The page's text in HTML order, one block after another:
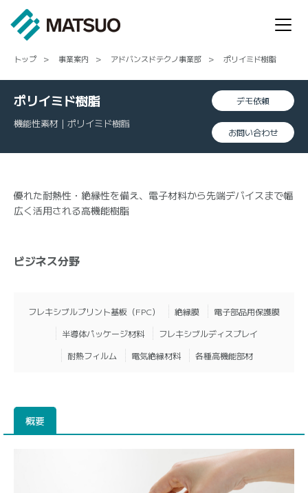
トップ 事業案内 アドバンスドテクノ事業部 ポリイミド樹脂
ポリイミド樹脂
機能性素材 | ポリイミド樹脂
デモ依頼
お問い合わせ
優れた耐熱性・絶縁性を備え、電子材料から先端デバイスまで幅
広く活用される高機能樹脂
ビジネス分野
フレキシブルプリント基板（FPC） 絶縁膜
電子部品用保護膜
半導体パッケージ材料
フレキシブルディスプレイ
耐熱フィルム
電気絶縁材料 各種高機能部材
概要